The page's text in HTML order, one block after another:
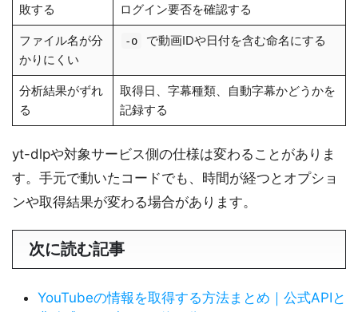
敗する
ログイン要否を確認する
ファイル名が分
かりにくい
-o で動画IDや日付を含む命名にする
分析結果がずれ
る
取得日、字幕種類、自動字幕かどうかを
記録する
yt-dlpや対象サービス側の仕様は変わることがありま
す。手元で動いたコードでも、時間が経つとオプショ
ンや取得結果が変わる場合があります。
次に読む記事
YouTubeの情報を取得する方法まとめ｜公式APIと